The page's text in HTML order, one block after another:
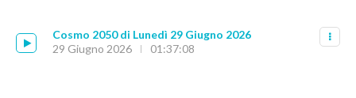
Cosmo 2050 di Lunedì 29 Giugno 2026
29 Giugno 2026
01:37:08